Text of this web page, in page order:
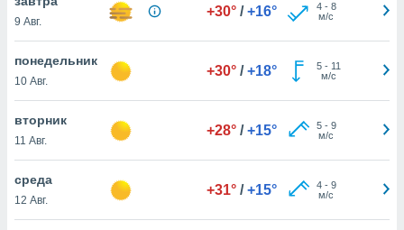
действия
на веб-
основе.
нашей
9 Авг.
+30° / +16° 4- 8
м/с
понедельник
10 Авг.
+30° / +18° 5- 11
м/с
вторник
11 Авг.
+28° / +15° 5- 9
м/с
среда
12 Авг.
+31° / +15° 4- 9
м/с